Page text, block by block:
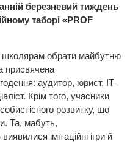
березневий тиждень
таборі «PROF
школярам обрати майбутню
присвячена
аудитор, юрист, ІТ-
Крім того, учасники
розвитку, що
Та, мабуть,
імітаційні ігри й